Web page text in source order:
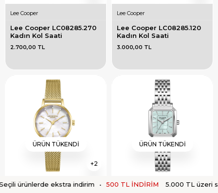
Lee Cooper
Lee Cooper LC08285.270
Kadın Kol Saati
2.700,00 TL
Lee Cooper
Lee Cooper LC08285.120
Kadın Kol Saati
3.000,00 TL
2
ÜRÜN TÜKENDI
Lee Cooper
ÜRÜN TÜKENDI
Lee Cooper
ekstra indirim • 500 TL İNDİRİM 5.000 TL üzeri